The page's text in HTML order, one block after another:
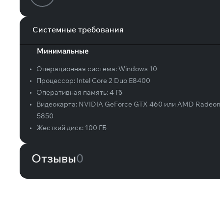
Системные требования
Минимальные
• Операционная система:Windows 10
•
Процессор: Intel Core 2 Duo E8400
•
Оперативная память:4 Гб
•
Видеокарта: NVIDIA GeForce GTX 460 или AMD
5850
•
Жесткий диск: 100 ГБ
Отзывы0